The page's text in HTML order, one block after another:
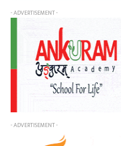
- ADVERTISEMENT -
- ADVERTISEMENT -